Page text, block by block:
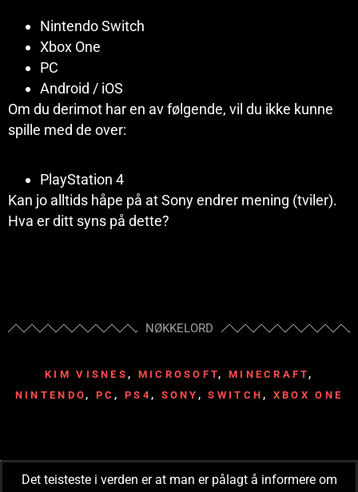
Nintendo Switch
Xbox One
PC
Android / iOS
Om du derimot har en av følgende, vil du ikke kunne
spille med de over:
PlayStation 4
Kan jo alltids håpe på at Sony endrer mening (tviler).
Hva er ditt syns på dette?
NØKKELORD
KIM VISNES, MICROSOFT, MINECRAFT,
NINTENDO, PC,PS4, SONY ,SWITCH, XBOX ONE
Det teisteste i verden er at man er pålagt å informere om